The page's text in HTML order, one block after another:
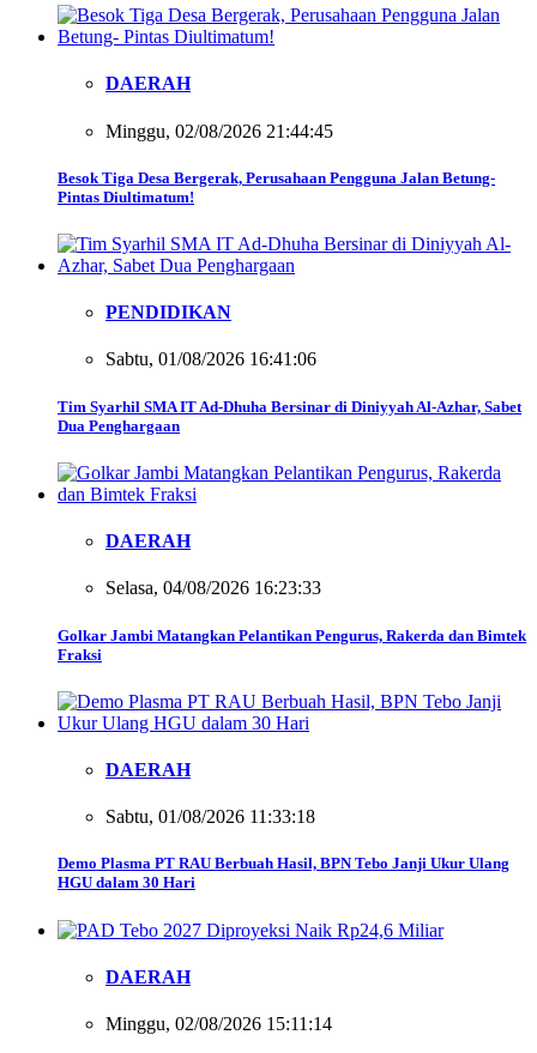
DAERAH
Minggu, 02/08/2026 21:44:45
Besok Tiga Desa Bergerak, Perusahaan Pengguna Jalan Betung-
Pintas Diultimatum!
PENDIDIKAN
Sabtu, 01/08/2026 16:41:06
Tim Syarhil SMA IT Ad-Dhuha Bersinar di Diniyyah Al-Azhar, Sabet
Dua Penghargaan
DAERAH
Selasa, 04/08/2026 16:23:33
Golkar Jambi Matangkan Pelantikan Pengurus, Rakerda dan Bimtek
Fraksi
DAERAH
Sabtu, 01/08/2026 11:33:18
Demo Plasma PT RAU Berbuah Hasil, BPN Tebo Janji Ukur Ulang
HGU dalam 30 Hari
DAERAH
Minggu, 02/08/2026 15:11:14